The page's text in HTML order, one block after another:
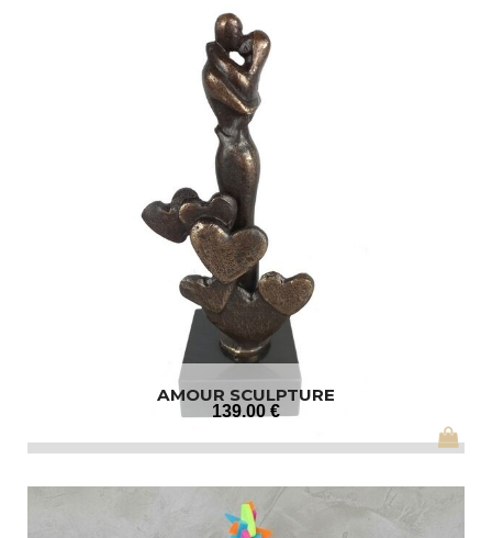
AMOUR SCULPTURE
139.00 €